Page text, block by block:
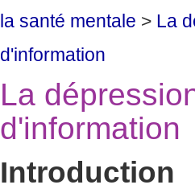
la santé mentale > La
d'information
La
d'information
Introduction